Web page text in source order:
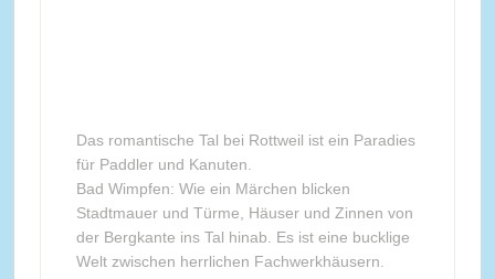
Das romantische Tal bei Rottweil ist ein Paradies
für Paddler und Kanuten.
Bad Wimpfen: Wie ein Märchen blicken
Stadtmauer und Türme, Häuser und Zinnen von
der Bergkante ins Tal hinab. Es ist eine bucklige
Welt zwischen herrlichen Fachwerkhäusern.